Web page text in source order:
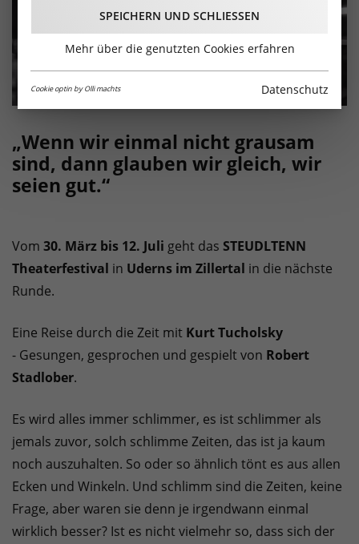
„Wenn wir einmal nicht grausam
sind, dann glauben wir gleich, wir
seien gut.“
Vom 30. März bis 12. Juli geht das STEUDLTENN
Theaterfestival in Uderns im Zillertal in die nächste
Runde.
Eine Reise durch die Zeit mit Kurt Tucholsky
- Gesungen, gesprochen und gespielt von Robert
Stadlober.
Es wird alles immer schlimmer, es ist schlimmer als
jemals zuvor, solch schlimme Zeiten, das ist ja kaum
noch auszuhalten. So oder so ähnlich tönt es aus allen
Ecken und Winkeln. Und schlimm sind die Zeiten, keine
Frage, aber waren sie denn je irgendwann einmal
wirklich besser? Ist es nicht vielmehr so, dass sich der
SPEICHERN UND SCHLIESSEN
Mehr über die genutzten Cookies erfahren
Cookie optin by Olli machts Datenschutz